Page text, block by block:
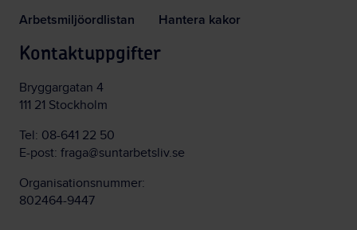
Arbetsmiljöordlistan
Hantera kakor
Kontaktuppgifter
Bryggargatan 4
111 21 Stockholm
Tel: 08-641 22 50
E-post: fraga@suntarbetsliv.se
Organisationsnummer:
802464-9447